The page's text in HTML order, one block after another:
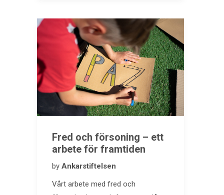
Fred och försoning – ett
arbete för framtiden
by Ankarstiftelsen
Vårt arbete med fred och